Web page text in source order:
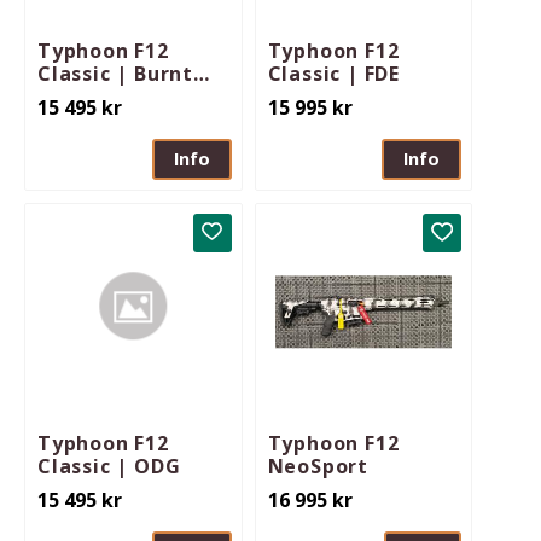
Typhoon F12
Classic | Burnt
Bronze
15 495 kr
Info
Typhoon F12
Classic | FDE
15 995kr
Info
Typhoon F12
Classic | ODG
15 495 kr
Lägg till i favoriter
Typhoon F12
NeoSport
16 995kr
Lägg till i